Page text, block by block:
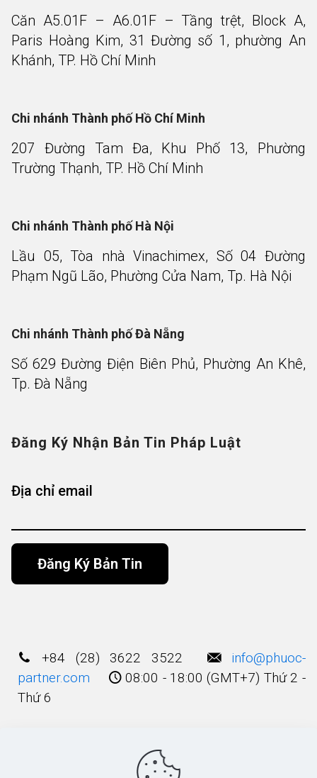
Căn A5.01F – A6.01F – Tầng trệt, Block A,
Paris Hoàng Kim, 31 Đường số 1, phường An
Khánh, TP. Hồ Chí Minh
Chi nhánh Thành phố Hồ Chí Minh
207 Đường Tam Đa, Khu Phố 13, Phường
Trường Thạnh, TP. Hồ Chí Minh
Chi nhánh Thành phố Hà Nội
Lầu 05, Tòa nhà Vinachimex, Số 04 Đường
Phạm Ngũ Lão, Phường Cửa Nam, Tp. Hà Nội
Chi nhánh Thành phố Đà Nẵng
Số 629 Đường Điện Biên Phủ, Phường An Khê,
Tp. Đà Nẵng
Đăng Ký Nhận Bản Tin Pháp Luật
Địa chỉ email
+84 (28) 3622 3522
info@phuoc-
partner.com
08:00 - 18:00 (GMT+7) Thứ 2 -
Thứ 6